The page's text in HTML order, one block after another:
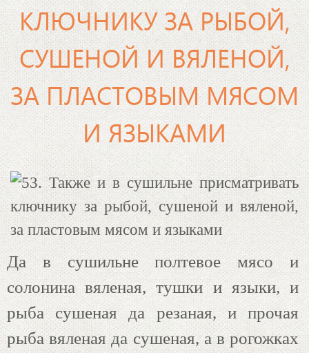
КЛЮЧНИКУ ЗА РЫБОЙ,
СУШЕНОЙ И ВЯЛЕНОЙ,
ЗА ПЛАСТОВЫМ МЯСОМ
И ЯЗЫКАМИ
Да в сушильне полтевое мясо и
солонина вяленая, тушки и языки, и
рыба сушеная да резаная, и прочая
рыба вяленая да сушеная, а в рогожках